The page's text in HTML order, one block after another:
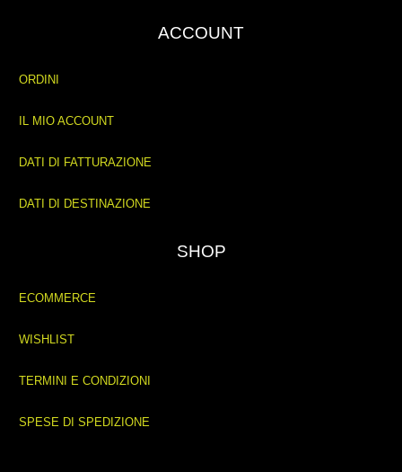
ACCOUNT
ORDINI
IL MIO ACCOUNT
DATI DI FATTURAZIONE
DATI DI DESTINAZIONE
SHOP
ECOMMERCE
WISHLIST
TERMINI E CONDIZIONI
SPESE DI SPEDIZIONE